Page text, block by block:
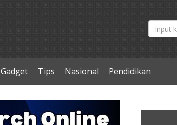
Gadget Tips Nasional Pendidikan